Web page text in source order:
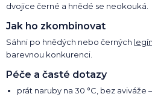
dvojice černé a hnědé se neokouká.
Jak ho zkombinovat
Sáhni po hnědých nebo černých
barevnou konkurenci.
Péče a časté dotazy
prát naruby na 30 °C, bez aviváže